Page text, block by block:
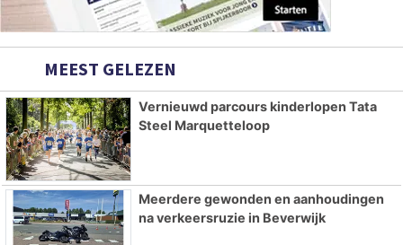
MEEST GELEZEN
Vernieuwd parcours kinderlopen Tata
Steel Marquetteloop
Meerdere gewonden en aanhoudingen
na verkeersruzie in Beverwijk